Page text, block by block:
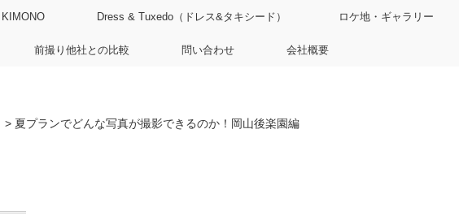
KIMONO Dress & Tuxedo（ドレス&タキシード） ロケ地・ギャラリー
前撮り他社との比較 問い合わせ 会社概要
> 夏プランでどんな写真が撮影できるのか！岡山後楽園編